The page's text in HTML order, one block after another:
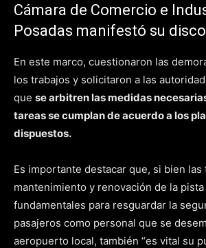
Cámara de Comercio e
Posadas manifestó su
En este marco, cuestionaron las
los trabajos y solicitaron a las
que se arbitren las medidas
tareas se cumplan de acuerdo a los
dispuestos.
Es importante destacar que, si bien las
mantenimiento y renovación de la pista
fundamentales para resguardar la
pasajeros como personal que se
aeropuerto local, también “es vital su